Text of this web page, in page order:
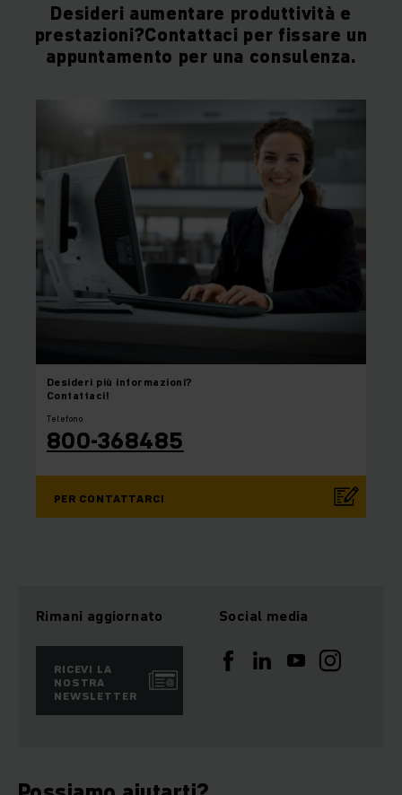
Desideri aumentare produttività e
prestazioni?Contattaci per fissare un
appuntamento per una consulenza.
Desideri più informazioni?
Contattaci!
Telefono
800-368485
PER CONTATTARCI
Rimani aggiornato
RICEVI LA
NOSTRA
NEWSLETTER
Social media